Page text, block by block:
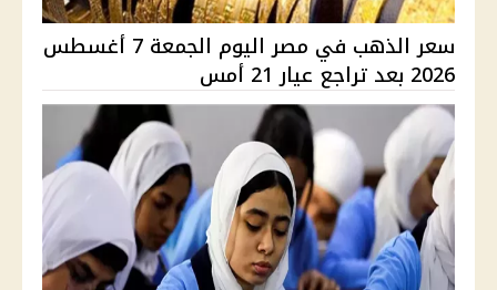
سعر الذهب في مصر اليوم الجمعة 7 أغسطس
2026 بعد تراجع عيار 21 أمس